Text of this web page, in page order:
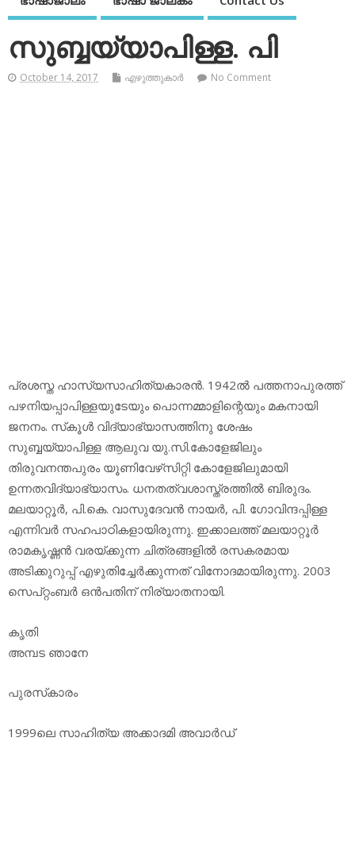
സുബ്ബയ്യാപിള്ള. പി
October 14, 2017 എഴുത്തുകാര്‍ No Comment
പ്രശസ്ത ഹാസ്യസാഹിത്യകാരന്‍. 1942ല്‍ പത്തനാപുരത്ത്
പഴനിയപ്പാപിള്ളയുടേയും പൊന്നമ്മാളിന്റെയും മകനായി
ജനനം. സ്‌കൂള്‍ വിദ്യാഭ്യാസത്തിനു ശേഷം
സുബ്ബയ്യാപിള്ള ആലുവ യു.സി.കോളേജിലും
തിരുവനന്തപുരം യൂണിവേഴ്‌സിറ്റി കോളേജിലുമായി
ഉന്നതവിദ്യാഭ്യാസം. ധനതത്വശാസ്ത്രത്തില്‍ ബിരുദം.
മലയാറ്റൂര്‍, പി.കെ. വാസുദേവന്‍ നായര്‍, പി. ഗോവിന്ദപ്പിള്ള
എന്നിവര്‍ സഹപാഠികളായിരുന്നു. ഇക്കാലത്ത് മലയാറ്റൂര്‍
രാമകൃഷ്ണന്‍ വരയ്ക്കുന്ന ചിത്രങ്ങളില്‍ രസകരമായ
അടിക്കുറുപ്പ് എഴുതിച്ചേര്‍ക്കുന്നത് വിനോദമായിരുന്നു. 2003
സെപ്റ്റംബര്‍ ഒന്‍പതിന് നിര്യാതനായി.
കൃതി
അമ്പട ഞാനേ
പുരസ്‌കാരം
1999ലെ സാഹിത്യ അക്കാദമി അവാര്‍ഡ്